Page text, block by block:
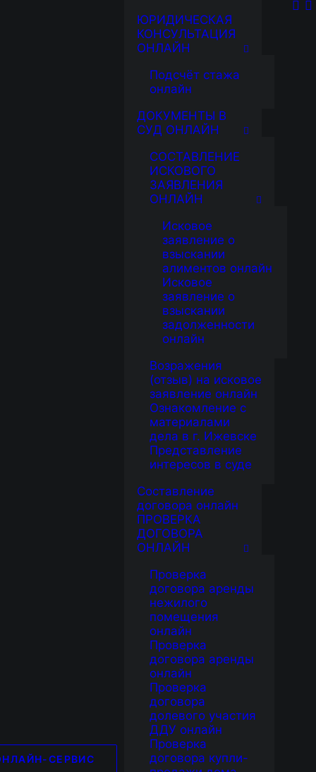
СЕРВИС
ЮРИДИЧЕСКАЯ
КОНСУЛЬТАЦИЯ
ОНЛАЙН
Подсчёт стажа
онлайн
ДОКУМЕНТЫ В
СУД ОНЛАЙН
СОСТАВЛЕНИЕ
ИСКОВОГО
ЗАЯВЛЕНИЯ
ОНЛАЙН
Исковое
заявление о
взыскании
алиментов онлайн
Исковое
заявление о
взыскании
задолженности
онлайн
Возражения
(отзыв) на исковое
заявление онлайн
Ознакомление с
материалами
дела в г. Ижевске
Представление
интересов в суде
Составление
договора онлайн
ПРОВЕРКА
ДОГОВОРА
ОНЛАЙН
Проверка
договора аренды
нежилого
помещения
онлайн
Проверка
договора аренды
онлайн
Проверка
договора
долевого участия
ДДУ онлайн
Проверка
договора купли-